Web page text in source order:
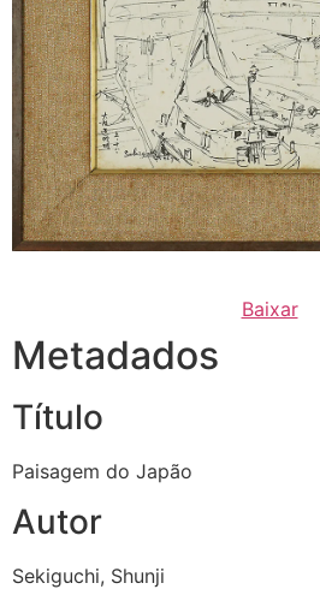
Baixar
Metadados
Título
Paisagem do Japão
Autor
Sekiguchi, Shunji